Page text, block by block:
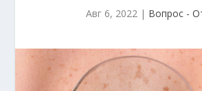
Авг 6, 2022 | Вопрос -